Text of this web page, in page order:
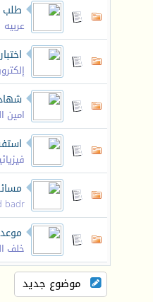
طلب
عربيه
امين
badr
موعد
خلف
موضوع جديد